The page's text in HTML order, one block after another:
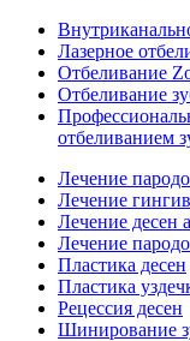
Лазерное
Отбеливание
Отбеливание
отбеливанием
Лечение
Лечение
Лечение десен
Лечение
Пластика десен
Пластика
Рецессия десен
Шинирование